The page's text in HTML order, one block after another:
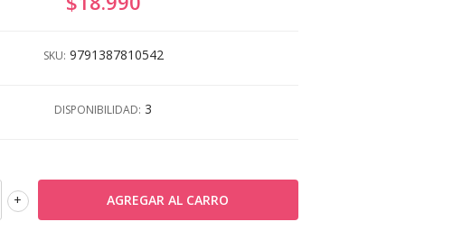
SKU: 9791387810542
DISPONIBILIDAD: 3
+